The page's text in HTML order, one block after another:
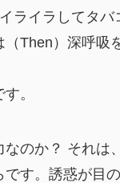
ライラしてタ
（Then）深呼吸
。
のか？ それは
です。誘惑が目